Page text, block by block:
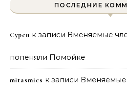
ПОСЛЕДНИЕ
Сурен к записи Вменяемые
попеняли Помойке
mitasmies к записи Вменяемые